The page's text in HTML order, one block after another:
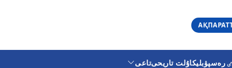
رەسپۋبليكاۇلت تاريحىتاعى